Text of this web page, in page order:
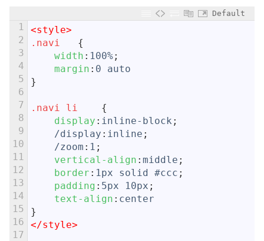
Default
1
2
3
4
5
6
7
8
9
10
11
12
13
14
15
16
17
<style>
{
width : 100%;
margin : 0
auto
}
{
display : inline-block ;
/display : inline ;
/zoom : 1 ;
vertical-align : middle ;
border : 1px solid #ccc ;
padding : 5px 10px ;
text-align : center
}
</style>